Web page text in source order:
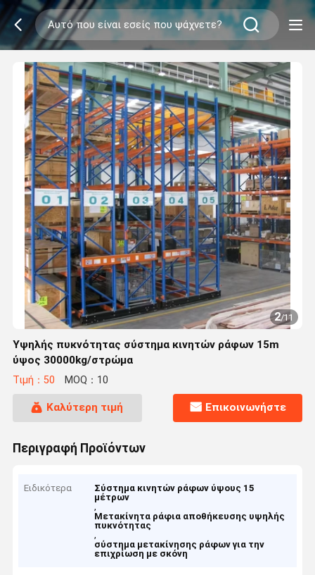
2/11
Υψηλής πυκνότητας σύστημα κινητών ράφων 15m
ύψος 30000kg/στρώμα
Τιμή：50 MOQ：10
Καλύτερη τιμή Επικοινωνήστε
Περιγραφή Προϊόντων
Ειδικότερα
Σύστημα κινητών ράφων ύψους 15
μέτρων
,
Μετακίνητα ράφια αποθήκευσης υψηλής
πυκνότητας
,
σύστημα μετακίνησης ράφων για την
επιχρίωση με σκόνη